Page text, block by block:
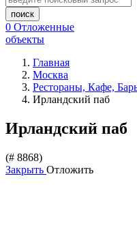
0 Отложенные
объекты
Главная
Москва
Рестораны, Кафе,
Ирландский паб
Ирландский паб
(# 8868)
Закрыть Отложить